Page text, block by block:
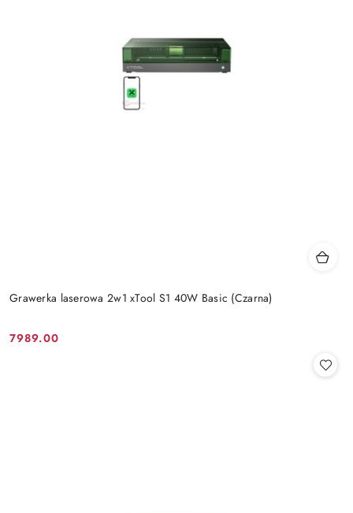
Grawerka laserowa 2w1 xTool S1 40W Basic (Czarna)
Cena:
7989.00